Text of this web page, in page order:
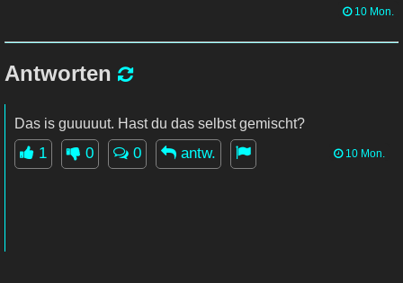
10 Mon.
Antworten
Das is guuuuut. Hast du das selbst gemischt?
1 0 0 antw. 10 Mon.